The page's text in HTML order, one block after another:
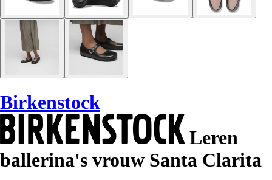
Birkenstock
Leren
ballerina's vrouw Santa Clarita